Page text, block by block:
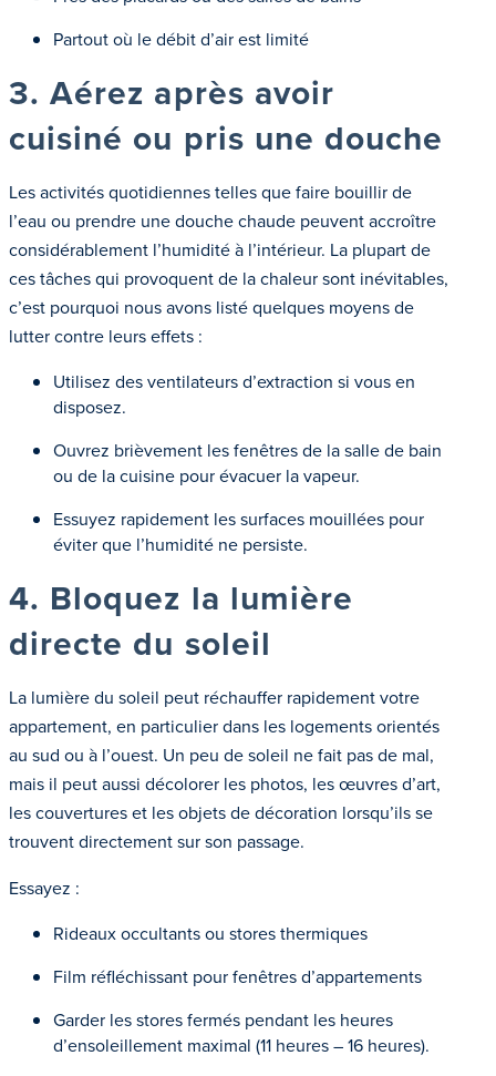
Partout où le débit d’air est limité
3. Aérez après avoir
cuisiné ou pris une douche
Les activités quotidiennes telles que faire bouillir de
l’eau ou prendre une douche chaude peuvent accroître
considérablement l’humidité à l’intérieur. La plupart de
ces tâches qui provoquent de la chaleur sont inévitables,
c’est pourquoi nous avons listé quelques moyens de
lutter contre leurs effets :
Utilisez des ventilateurs d’extraction si vous en
disposez.
Ouvrez brièvement les fenêtres de la salle de bain
ou de la cuisine pour évacuer la vapeur.
Essuyez rapidement les surfaces mouillées pour
éviter que l’humidité ne persiste.
4. Bloquez la lumière
directe du soleil
La lumière du soleil peut réchauffer rapidement votre
appartement, en particulier dans les logements orientés
au sud ou à l’ouest. Un peu de soleil ne fait pas de mal,
mais il peut aussi décolorer les photos, les œuvres d’art,
les couvertures et les objets de décoration lorsqu’ils se
trouvent directement sur son passage.
Essayez :
Rideaux occultants ou stores thermiques
Film réfléchissant pour fenêtres d’appartements
Garder les stores fermés pendant les heures
d’ensoleillement maximal (11 heures – 16 heures).